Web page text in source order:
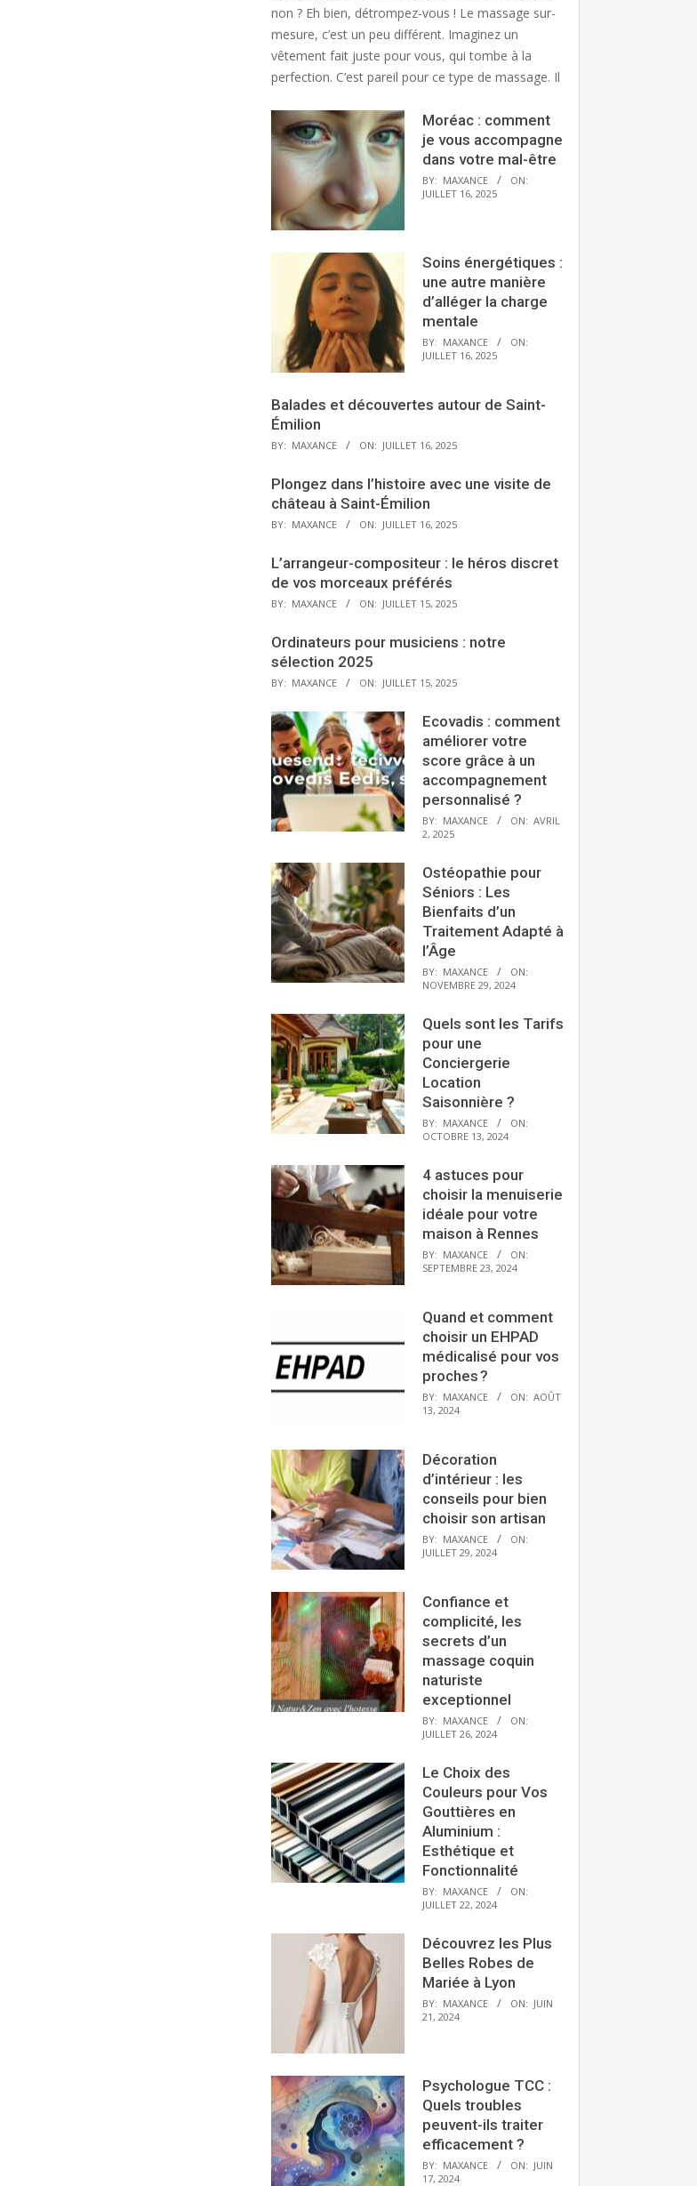
non ? Eh bien, détrompez-vous ! Le massage sur-
mesure, c’est un peu différent. Imaginez un
vêtement fait juste pour vous, qui tombe à la
perfection. C’est pareil pour ce type de massage. Il
Moréac : comment
je vous accompagne
dans votre mal-être
BY: MAXANCE
ON:
JUILLET 16, 2025
Soins énergétiques :
une autre manière
d’alléger la charge
mentale
BY: MAXANCE
ON:
JUILLET 16, 2025
Balades et découvertes autour de Saint-
Émilion
BY: MAXANCE ON: JUILLET 16, 2025
Plongez dans l’histoire avec une visite de
château à Saint-Émilion
BY: MAXANCE ON: JUILLET 16, 2025
L’arrangeur-compositeur : le héros discret
de vos morceaux préférés
BY: MAXANCE ON: JUILLET 15, 2025
Ordinateurs pour musiciens : notre
sélection 2025
BY: MAXANCE ON: JUILLET 15, 2025
Ecovadis : comment
améliorer votre
score grâce à un
accompagnement
personnalisé ?
BY: MAXANCE ON: AVRIL
2, 2025
Ostéopathie pour
Séniors : Les
Bienfaits d’un
Traitement Adapté à
l’Âge
BY: MAXANCE
ON:
NOVEMBRE 29, 2024
Quels sont les Tarifs
pour une
Conciergerie
Location
Saisonnière ?
BY: MAXANCE
ON:
OCTOBRE 13, 2024
4 astuces pour
choisir la menuiserie
idéale pour votre
maison à Rennes
BY: MAXANCE
ON:
SEPTEMBRE 23, 2024
Quand et comment
choisir un EHPAD
médicalisé pour vos
proches ?
BY: MAXANCE ON: AOÛT
13, 2024
Décoration
d’intérieur : les
conseils pour bien
choisir son artisan
BY: MAXANCE
ON:
JUILLET 29, 2024
Confiance et
complicité, les
secrets d’un
massage coquin
naturiste
exceptionnel
BY: MAXANCE
ON:
JUILLET 26, 2024
Le Choix des
Couleurs pour Vos
Gouttières en
Aluminium :
Esthétique et
Fonctionnalité
BY: MAXANCE
ON:
JUILLET 22, 2024
Découvrez les Plus
Belles Robes de
Mariée à Lyon
BY: MAXANCE ON: JUIN
21, 2024
Psychologue TCC :
Quels troubles
peuvent-ils traiter
efficacement ?
BY: MAXANCE ON: JUIN
17, 2024